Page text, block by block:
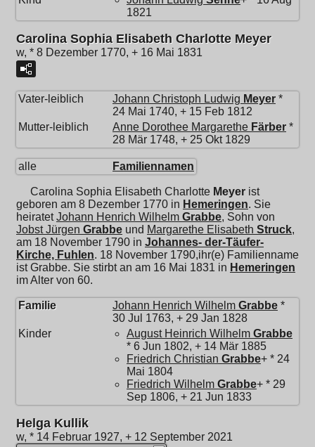
1821
Carolina Sophia Elisabeth Charlotte Meyer
w, * 8 Dezember 1770, + 16 Mai 1831
Vater-leiblich Johann Christoph Ludwig Meyer *
24 Mai 1740, + 15 Feb 1812
Mutter-leiblich
Anne Dorothee Margarethe Färber *
28 Mär 1748, + 25 Okt 1829
alle Familiennamen
Carolina Sophia Elisabeth Charlotte Meyer ist
geboren am 8 Dezember 1770 in Hemeringen. Sie
heiratetJohann Henrich Wilhelm Grabbe, Sohn von
Jobst Jürgen Grabbe und Margarethe Elisabeth Struck,
am 18 November 1790 in Johannes- der-Täufer-
Kirche, Fuhlen. 18 November 1790,ihr(e) Familienname
ist Grabbe. Sie stirbt an am 16 Mai 1831 in Hemeringen
im Alter von 60.
Familie Johann Henrich Wilhelm Grabbe *
30 Jul 1763, + 29 Jan 1828
Kinder
August Heinrich Wilhelm Grabbe
* 6 Jun 1802, + 14 Mär 1885
Friedrich Christian Grabbe+ * 24
Mai 1804
Friedrich Wilhelm Grabbe+ * 29
Sep 1806, + 21 Jun 1833
Helga Kullik
w, * 14 Februar 1927, + 12 September 2021